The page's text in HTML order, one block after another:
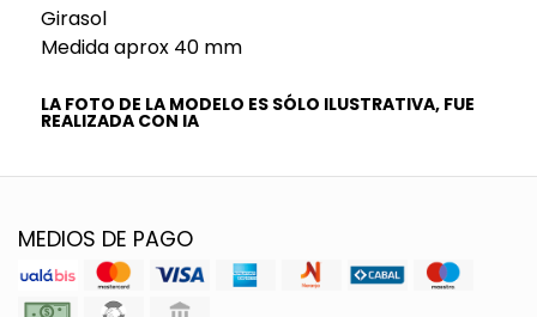
Girasol
Medida aprox 40 mm
LA FOTO DE LA MODELO ES SÓLO ILUSTRATIVA, FUE
REALIZADA CON IA
MEDIOS DE PAGO